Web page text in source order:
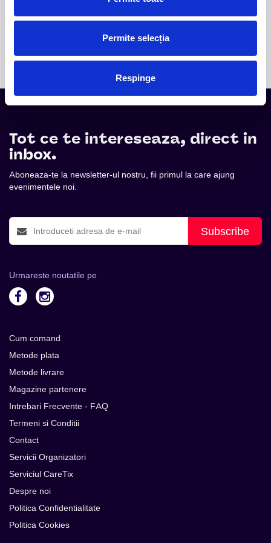
Permite selecția
Respinge
publicului din România într-un spectacol aniversar
Tot ce te intereseaza, direct in
inbox.
Aboneaza-te la newsletter-ul nostru, fii primul la care ajung
evenimentele noi.
Subscribe
Urmareste noutatile pe
Cum comand
Metode plata
Metode livrare
Magazine partenere
Intrebari Frecvente - FAQ
Termeni si Conditii
Contact
Servicii Organizatori
Serviciul CareTix
Despre noi
Politica Confidentialitate
Politica Cookies